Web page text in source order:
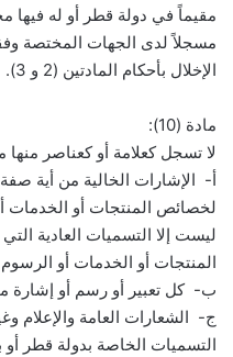
مقيماً في دولة قطر أو له
مسجلاً لدى الجهات المختصة
الإخلال بأحكام المادتين (2 و 3).
مادة (10):
لا تسجل كعلامة أو كعناصر منها
أ- الإشارات الخالية من أية
لخصائص المنتجات أو الخدمات
ليست إلا التسميات العادية
المنتجات أو الخدمات أو الرسوم
ب- كل تعبير أو رسم أو إشارة
ج- الشعارات العامة والإعلام
التسميات الخاصة بدولة قطر